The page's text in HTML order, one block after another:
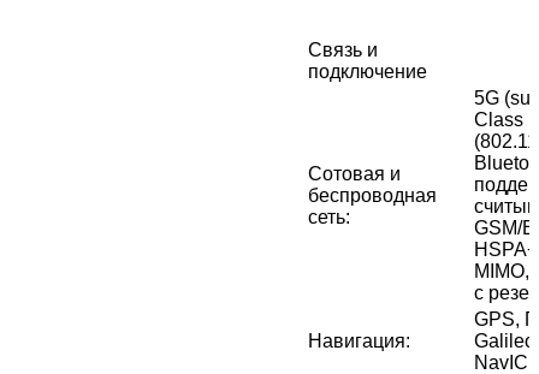
Связь и
подключение
Сотовая и
беспроводная
сеть:
5G
Class
GSM/
MIMO,
с
Навигация:
GPS,
NavIC